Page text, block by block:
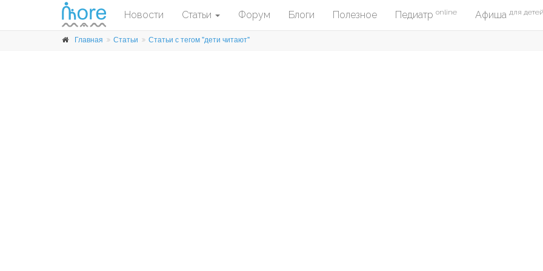
Новости Статьи Форум Блоги Полезное Педиатр online Афиша для детей
Главная Статьи Статьи с тегом "дети читают"